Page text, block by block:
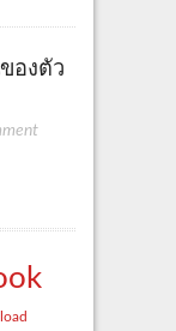
องตัว